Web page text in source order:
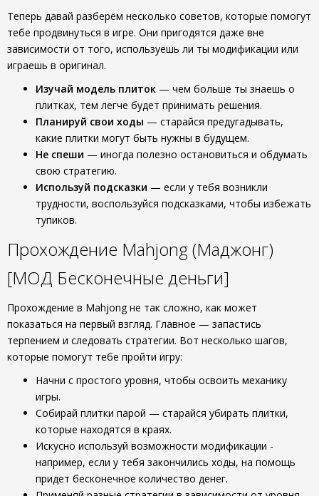
Теперь давай разберём несколько советов, которые помогут
тебе продвинуться в игре. Они пригодятся даже вне
зависимости от того, используешь ли ты модификации или
играешь в оригинал.
Изучай модель плиток — чем больше ты знаешь о
плитках, тем легче будет принимать решения.
Планируй свои ходы — старайся предугадывать,
какие плитки могут быть нужны в будущем.
Не спеши — иногда полезно остановиться и обдумать
свою стратегию.
Используй подсказки — если у тебя возникли
трудности, воспользуйся подсказками, чтобы избежать
тупиков.
Прохождение Mahjong (Маджонг)
[МОД Бесконечные деньги]
Прохождение в Mahjong не так сложно, как может
показаться на первый взгляд. Главное — запастись
терпением и следовать стратегии. Вот несколько шагов,
которые помогут тебе пройти игру:
Начни с простого уровня, чтобы освоить механику
игры.
Собирай плитки парой — старайся убирать плитки,
которые находятся в краях.
Искусно используй возможности модификации -
например, если у тебя закончились ходы, на помощь
придет бесконечное количество денег.